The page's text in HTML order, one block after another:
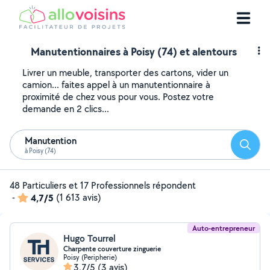
Manutentionnaires à Poisy (74) et alentours
Livrer un meuble, transporter des cartons, vider un
camion... faites appel à un manutentionnaire à
proximité de chez vous pour vous. Postez votre
demande en 2 clics...
Manutention
à Poisy (74)
48 Particuliers et 17 Professionnels répondent
-
4,7/5 (1 613 avis)
Auto-entrepreneur
Hugo Tourrel
Charpente couverture zinguerie
Poisy (Peripherie)
3,7/5 (3 avis)